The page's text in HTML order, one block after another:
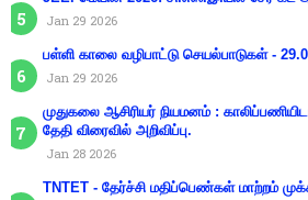
Jan 29 2026
பள்ளி காலை வழிபாட்டு செயல்பாடுகள் -
Jan 29 2026
முதுகலை ஆசிரியர் நியமனம் :
தேதி விரைவில் அறிவிப்பு.
Jan 28 2026
TNTET - தேர்ச்சி மதிப்பெண்கள் மாற்றம்